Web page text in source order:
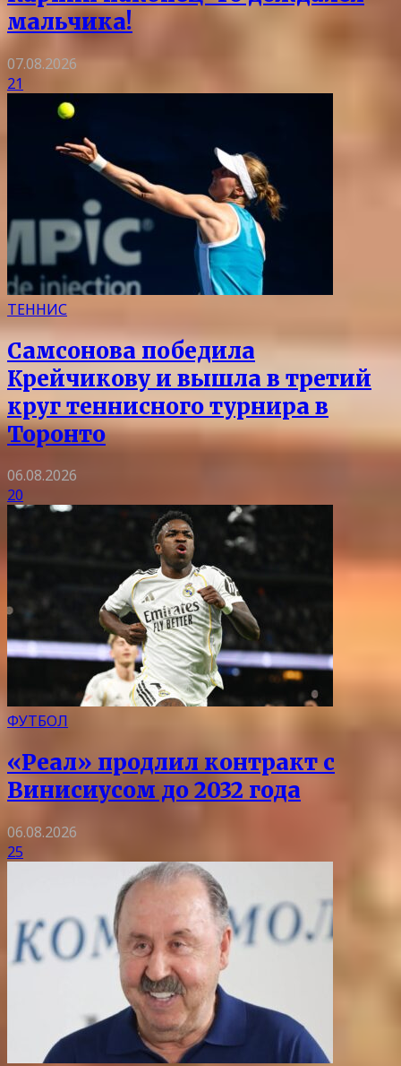
мальчика!
07.08.2026
21
ТЕННИС
Самсонова победила
Крейчикову и вышла в третий
круг теннисного турнира в
Торонто
06.08.2026
20
ФУТБОЛ
«Реал» продлил контракт с
Винисиусом до 2032 года
06.08.2026
25